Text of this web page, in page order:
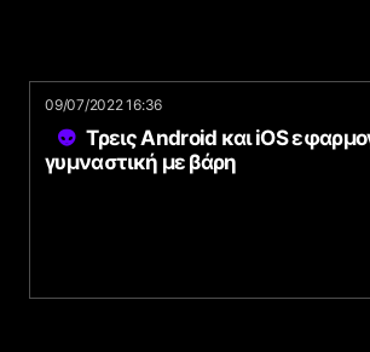
09/07/2022 16:36
Τρεις Android και iOS
γυμναστική με βάρη